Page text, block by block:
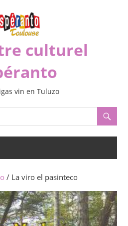
culturel
vin en Tuluzo
/ La viro el pasinteco